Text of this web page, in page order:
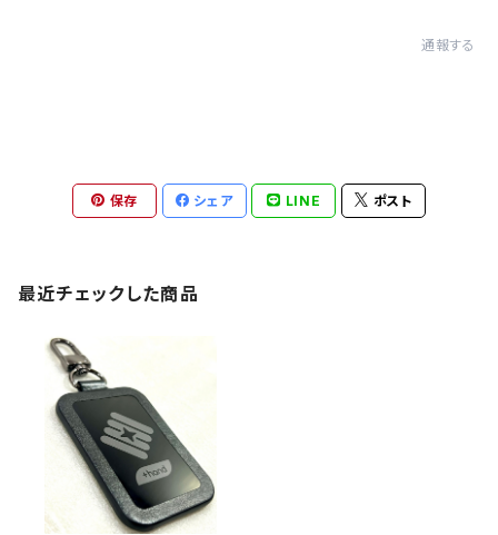
通報する
保存 シェア LINE ポスト
最近チェックした商品